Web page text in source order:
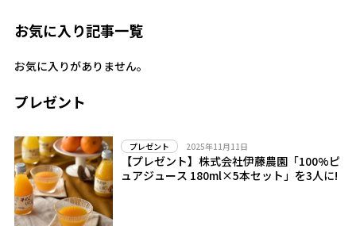
お気に入り記事一覧
お気に入りがありません。
プレゼント
プレゼント 2025年11月11日
【プレゼント】株式会社伊藤農園「100%ピ
ュアジュース 180ml×5本セット」を3人に!